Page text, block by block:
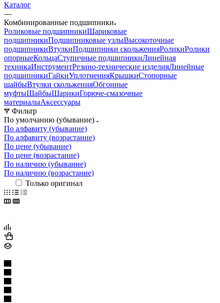
Каталог
—
Комбинированные подшипники
Роликовые подшипникиШариковые
подшипникиПодшипниковые узлыВысокоточные
подшипникиВтулкиПодшипники скольженияРоликиРолики
опорныеКольцаСтупичные подшипникиЛинейная
техникаИнструментРезино-технические изделияЛинейные
подшипникиГайкиУплотненияКрышкиСтопорные
шайбыВтулки скольженияОбгонные
муфтыШайбыШарикиГорюче-смазочные
материалыАксессуары
Фильтр
По умолчанию (убывание)
По алфавиту (убывание)
По алфавиту (возрастание)
По цене (убывание)
По цене (возрастание)
По наличию (убывание)
По наличию (возрастание)
Только оригинал